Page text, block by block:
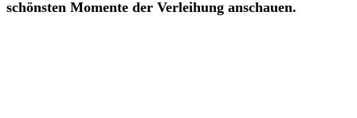
schönsten Momente der Verleihung anschauen.